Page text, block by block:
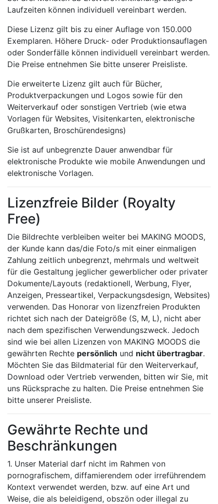
Laufzeiten können individuell vereinbart werden.
Diese Lizenz gilt bis zu einer Auflage von 150.000
Exemplaren. Höhere Druck- oder Produktionsauflagen
oder Sonderfälle können individuell vereinbart werden.
Die Preise entnehmen Sie bitte unserer Preisliste.
Die erweiterte Lizenz gilt auch für Bücher,
Produktverpackungen und Logos sowie für den
Weiterverkauf oder sonstigen Vertrieb (wie etwa
Vorlagen für Websites, Visitenkarten, elektronische
Grußkarten, Broschürendesigns)
Sie ist auf unbegrenzte Dauer anwendbar für
elektronische Produkte wie mobile Anwendungen und
elektronische Vorlagen.
Lizenzfreie Bilder (Royalty
Free)
Die Bildrechte verbleiben weiter bei MAKING MOODS,
der Kunde kann das/die Foto/s mit einer einmaligen
Zahlung zeitlich unbegrenzt, mehrmals und weltweit
für die Gestaltung jeglicher gewerblicher oder privater
Dokumente/Layouts (redaktionell, Werbung, Flyer,
Anzeigen, Presseartikel, Verpackungsdesign, Websites)
verwenden. Das Honorar von lizenzfreien Produkten
richtet sich nach der Dateigröße (S, M, L), nicht aber
nach dem spezifischen Verwendungszweck. Jedoch
sind wie bei allen Lizenzen von MAKING MOODS die
gewährten Rechte persönlich und nicht übertragbar.
Möchten Sie das Bildmaterial für den Weiterverkauf,
Download oder Vertrieb verwenden, bitten wir Sie, mit
uns Rücksprache zu halten. Die Preise entnehmen Sie
bitte unserer Preisliste.
Gewährte Rechte und
Beschränkungen
1. Unser Material darf nicht im Rahmen von
pornografischem, diffamierendem oder irreführendem
Kontext verwendet werden, bzw. auf eine Art und
Weise, die als beleidigend, obszön oder illegal zu